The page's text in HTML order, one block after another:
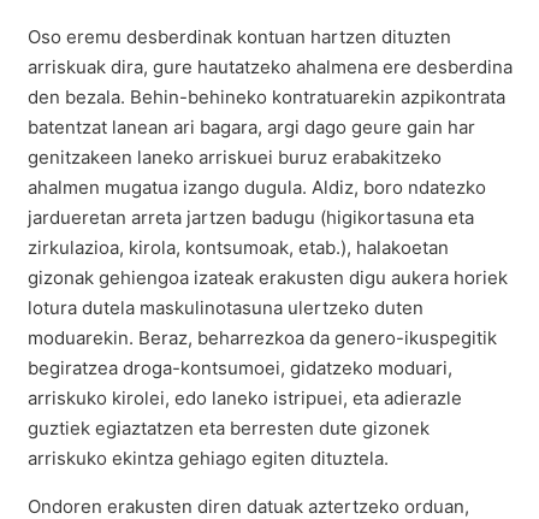
Oso eremu desberdinak kontuan hartzen dituzten
arriskuak dira, gure hautatzeko ahalmena ere desberdina
den bezala. Behin-behineko kontratuarekin azpikontrata
batentzat lanean ari bagara, argi dago geure gain har
genitzakeen laneko arriskuei buruz erabakitzeko
ahalmen mugatua izango dugula. Aldiz, boro ndatezko
jardueretan arreta jartzen badugu (higikortasuna eta
zirkulazioa, kirola, kontsumoak, etab.), halakoetan
gizonak gehiengoa izateak erakusten digu aukera horiek
lotura dutela maskulinotasuna ulertzeko duten
moduarekin. Beraz, beharrezkoa da genero-ikuspegitik
begiratzea droga-kontsumoei, gidatzeko moduari,
arriskuko kirolei, edo laneko istripuei, eta adierazle
guztiek egiaztatzen eta berresten dute gizonek
arriskuko ekintza gehiago egiten dituztela.
Ondoren erakusten diren datuak aztertzeko orduan,